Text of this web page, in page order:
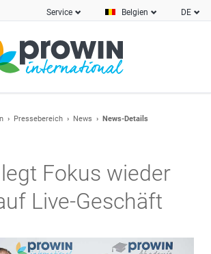
DE
Belgien
Service
Pressebereich News News-Details
Fokus wieder
Live-Geschäft